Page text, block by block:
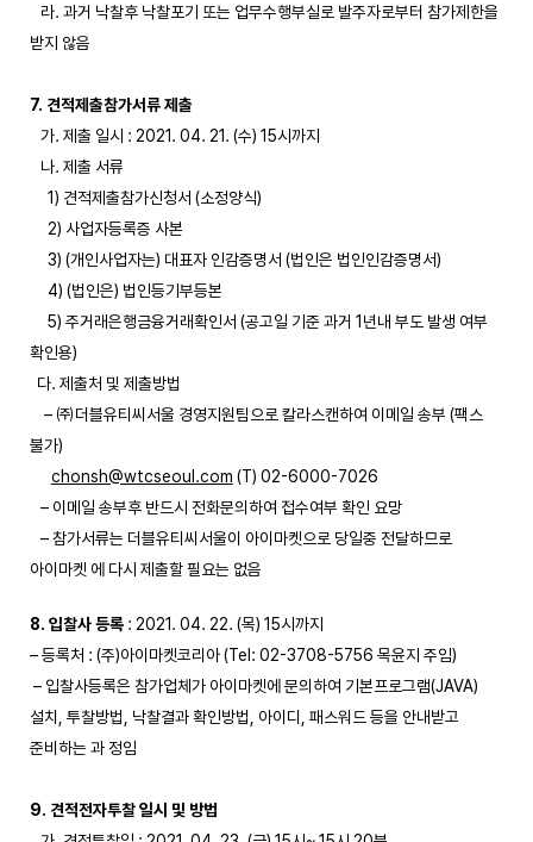
라. 과거 낙찰후 낙찰포기 또는 업무수행부실로 발주자로부터 참가제한을
받지 않음
7. 견적제출참가서류 제출
가. 제출 일시 : 2021. 04. 21. (수) 15시까지
나. 제출 서류
1) 견적제출참가신청서 (소정양식)
2) 사업자등록증 사본
3) (개인사업자는) 대표자 인감증명서 (법인은 법인인감증명서)
4) (법인은) 법인등기부등본
5) 주거래은행금융거래확인서 (공고일 기준 과거 1년내 부도 발생 여부
확인용)
다. 제출처 및 제출방법
– ㈜더블유티씨서울 경영지원팀으로 칼라스캔하여 이메일 송부 (팩스
불가)
chonsh@wtcseoul.com (T) 02-6000-7026
– 이메일 송부후 반드시 전화문의하여 접수여부 확인 요망
– 참가서류는 더블유티씨서울이 아이마켓으로 당일중 전달하므로
아이마켓 에 다시 제출할 필요는 없음
8. 입찰사 등록: 2021. 04. 22. (목) 15시까지
– 등록처 : (주)아이마켓코리아 (Tel: 02-3708-5756 목윤지 주임)
– 입찰사등록은 참가업체가 아이마켓에 문의하여 기본프로그램(JAVA)
설치, 투찰방법, 낙찰결과 확인방법, 아이디, 패스워드 등을 안내받고
준비하는 과 정임
9. 견적전자투찰 일시 및 방법